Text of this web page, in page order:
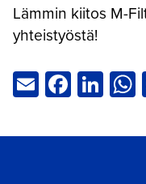
Lämmin kiitos M-
yhteistyöstä!
Email